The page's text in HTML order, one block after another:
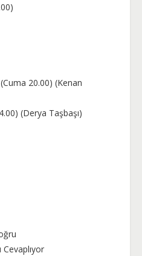
20.00) (Kenan
(Derya Taşbaşı)
Cevaplıyor